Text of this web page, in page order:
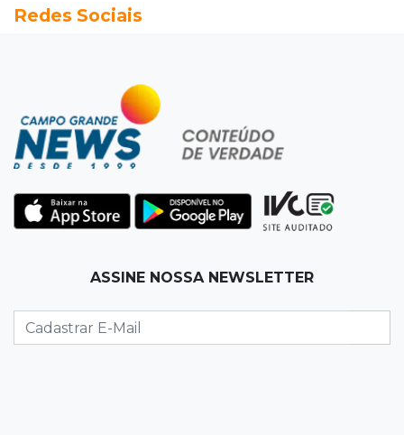
Veja as dezenas de hoje na Dupla Sena,
Aviso inusitado
Com 11 gatos, morador pede fim do abandono
dos pets em frente de casa
Ex-PM deixa prisão para tratamento médico 5
meses após ser capturado
Feminicídio
esposa em frente aos filhos
Redes Sociais
ASSINE NOSSA NEWSLETTER